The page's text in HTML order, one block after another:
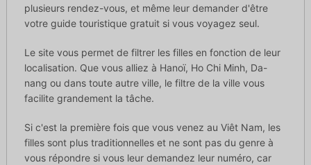
plusieurs rendez-vous, et même leur demander d'être
votre guide touristique gratuit si vous voyagez seul.
Le site vous permet de filtrer les filles en fonction de leur
localisation. Que vous alliez à Hanoï, Ho Chi Minh, Da-
nang ou dans toute autre ville, le filtre de la ville vous
facilite grandement la tâche.
Si c'est la première fois que vous venez au Viêt Nam, les
filles sont plus traditionnelles et ne sont pas du genre à
vous répondre si vous leur demandez leur numéro, car